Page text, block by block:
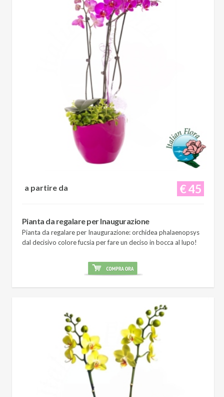
€ 45
a partire da
Pianta da regalare per Inaugurazione
Pianta da regalare per Inaugurazione: orchidea phalaenopsys
dal decisivo colore fucsia per fare un deciso in bocca al lupo!